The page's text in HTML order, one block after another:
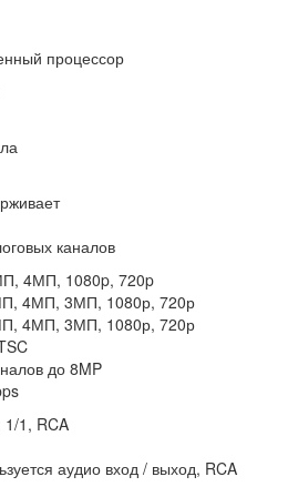
процессор
каналов
4МП, 1080p, 720p
4МП, 3МП, 1080р, 720р
4МП, 3МП, 1080р, 720р
до 8MP
1/1, RCA
аудио вход / выход, RCA